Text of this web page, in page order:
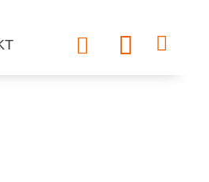
 
 